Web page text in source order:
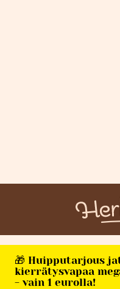
🎁 Huipputarjous
kierrätysvapaa
- vain 1 eurolla!